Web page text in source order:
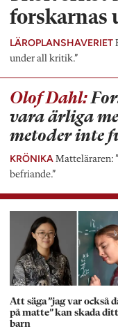
forskarnas
LÄROPLANSHAVERIET
under all kritik.”
Olof Dahl:
vara ärliga
metoder inte
KRÖNIKA Matteläraren:
befriande.”
Att säga ”jag var också
på matte” kan skada ditt
barn